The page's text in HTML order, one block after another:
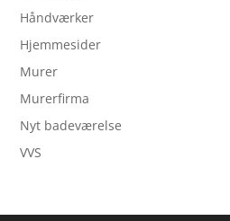
Håndværker
Hjemmesider
Murer
Murerfirma
Nyt badeværelse
VVS